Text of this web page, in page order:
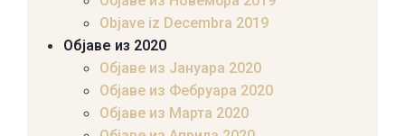
Objave iz Decembra 2019
Објаве из 2020
Објаве из Јануара 2020
Објаве из Фебруара 2020
Објаве из Марта 2020